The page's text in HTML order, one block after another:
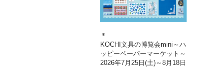
＊
KOCHI文具の博覧会mini～ハ
ッピーペーパーマーケット～
2026年7月25日(土)～8月18日